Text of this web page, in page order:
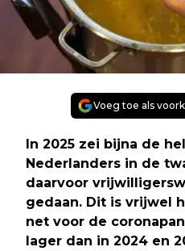
Voeg toe als
In 2025 zei bijna de
Nederlanders in de
daarvoor
gedaan. Dit is vrijwel
net voor de
lager dan in 2024 en